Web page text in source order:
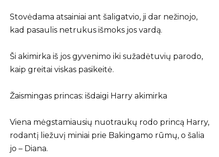
Stovėdama atsainiai ant šaligatvio, ji dar nežinojo,
kad pasaulis netrukus išmoks jos vardą.
Ši akimirka iš jos gyvenimo iki sužadėtuvių parodo,
kaip greitai viskas pasikeitė.
Žaismingas princas: išdaigi Harry akimirka
Viena mėgstamiausių nuotraukų rodo princą Harry,
rodantį liežuvį miniai prie Bakingamo rūmų, o šalia
jo – Diana.